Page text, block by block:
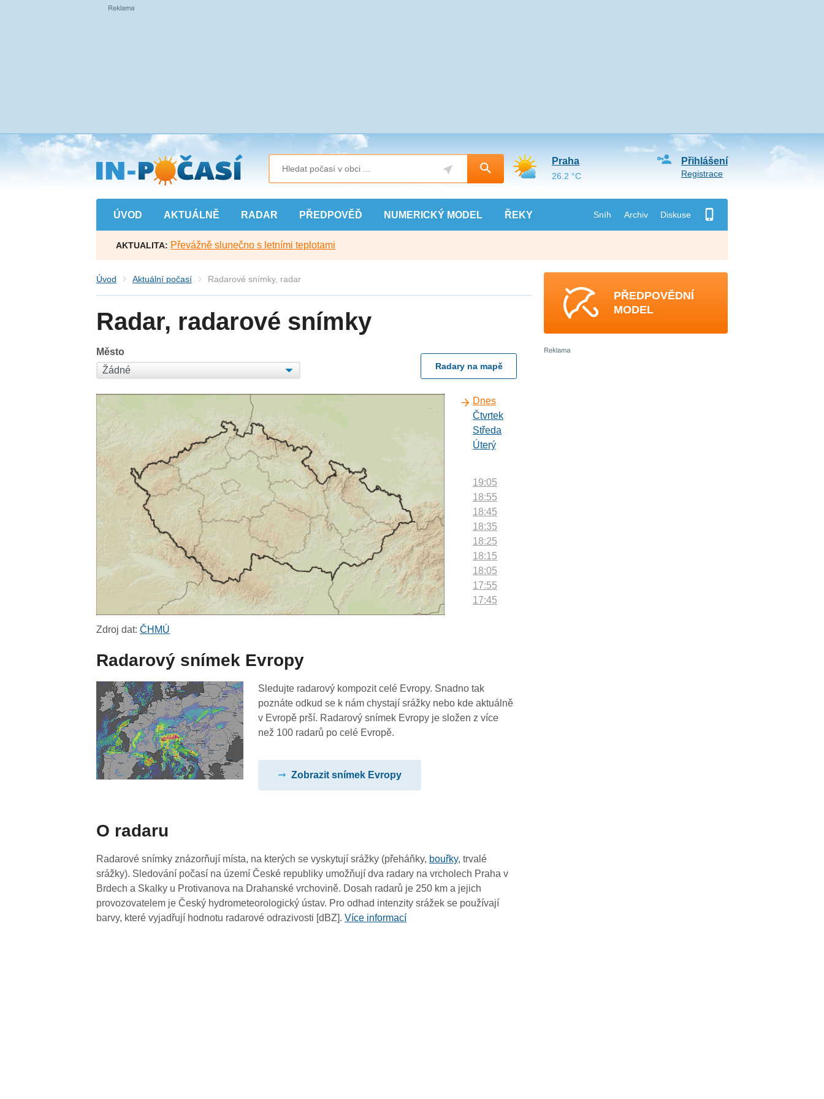
Přejít
na
hlavní
obsah
ÚVOD AKTUÁLNĚ RADAR PŘEDPOVĚĎ NUMERICKÝ MODEL ŘEKY Sníh Archiv Diskuse
Přihlášení
Registrace
Praha
26.2 °C
AKTUALITA: Převážně slunečno s letními teplotami
Úvod Aktuální počasí Radarové snímky, radar
Radar, radarové snímky
Město
Radary na mapě
Dnes
Čtvrtek
Středa
Úterý
19:05
18:55
18:45
18:35
18:25
18:15
18:05
17:55
17:45
16:45
16:35
16:25
14:45
14:35
14:25
14:15
Zdroj dat:ČHMÚ
Radarový snímek Evropy
Sledujte radarový kompozit celé Evropy. Snadno tak
poznáte odkud se k nám chystají srážky nebo kde aktuálně
v Evropě prší. Radarový snímek Evropy je složen z více
než 100 radarů po celé Evropě.
Zobrazit snímek Evropy
O radaru
Radarové snímky znázorňují místa, na kterých se vyskytují srážky (přeháňky, bouřky, trvalé
srážky). Sledování počasí na území České republiky umožňují dva radary na vrcholech Praha v
Brdech a Skalky u Protivanova na Drahanské vrchovině. Dosah radarů je 250 km a jejich
provozovatelem je Český hydrometeorologický ústav. Pro odhad intenzity srážek se používají
barvy, které vyjadřují hodnotu radarové odrazivosti [dBZ].Více informací
PŘEDPOVĚDNÍ
MODEL